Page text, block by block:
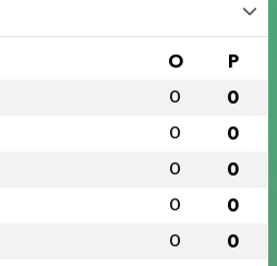
O P
0 0
0 0
0 0
0 0
0 0